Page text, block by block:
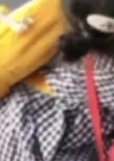
了显著
局部纹
文文字
京ICP备2025119063号